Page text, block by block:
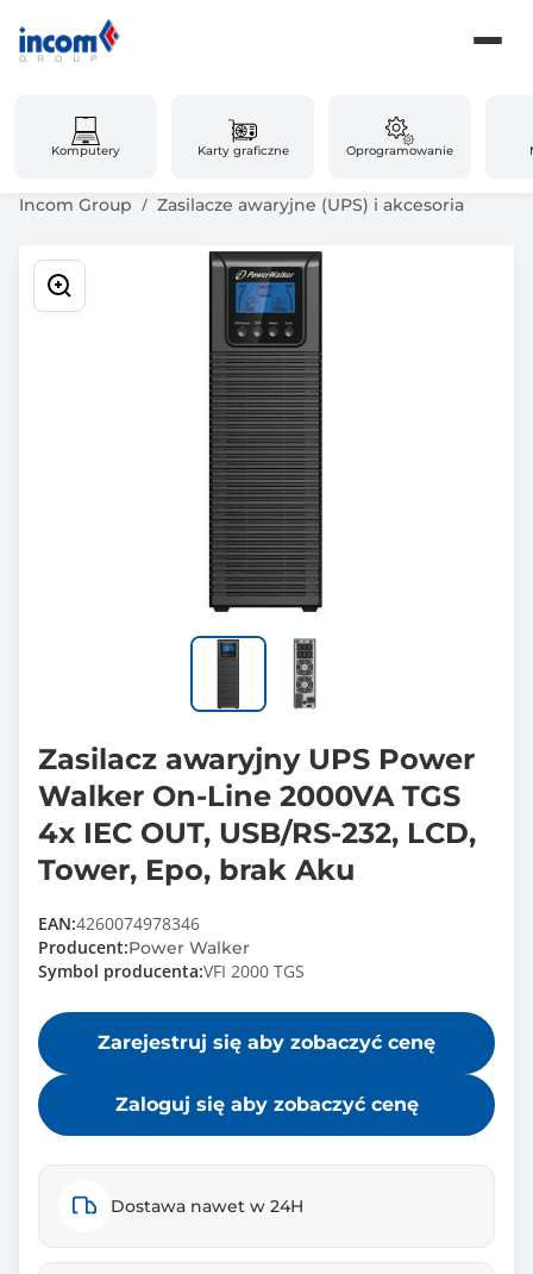
Komputery Karty graficzne Oprogramowanie
Incom Group Zasilacze awaryjne (UPS) i akcesoria
Zasilacz awaryjny UPS Power
Walker On-Line 2000VA TGS
4x IEC OUT, USB/RS-232, LCD,
Tower, Epo, brak Aku
EAN:4260074978346
Producent:Power Walker
Symbol producenta:VFI 2000 TGS
Zarejestruj się aby zobaczyć cenę
Zaloguj się aby zobaczyć cenę
Dostawa nawet w 24H